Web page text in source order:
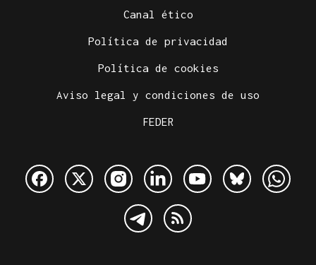
Canal ético
Política de privacidad
Política de cookies
Aviso legal y condiciones de uso
FEDER